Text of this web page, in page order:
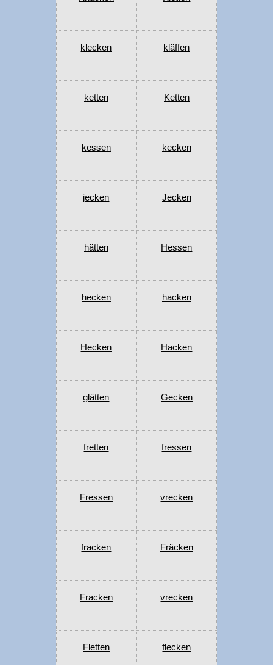
klecken kläffen
ketten Ketten
kessen kecken
jecken Jecken
hätten Hessen
hecken hacken
Hecken Hacken
glätten Gecken
fretten fressen
Fressen vrecken
fracken Fräcken
Fracken vrecken
Fletten flecken